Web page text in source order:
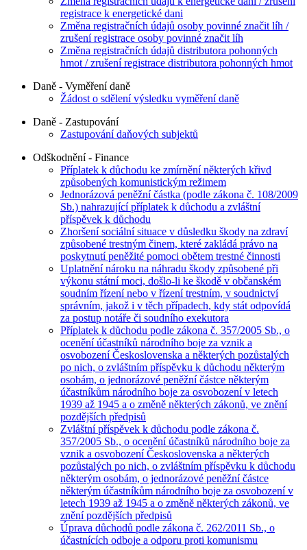
registrace k energetické dani
Změna registračních údajů osoby povinné značit líh /
zrušení registrace osoby povinné značit líh
Změna registračních údajů distributora pohonných
hmot / zrušení registrace distributora pohonných hmot
Daně - Vyměření daně
Žádost o sdělení výsledku vyměření daně
Daně - Zastupování
Zastupování daňových subjektů
Odškodnění - Finance
Příplatek k důchodu ke zmírnění některých křivd
způsobených komunistickým režimem
Jednorázová peněžní částka (podle zákona č. 108/2009
Sb.) nahrazující příplatek k důchodu a zvláštní
příspěvek k důchodu
Zhoršení sociální situace v důsledku škody na zdraví
způsobené trestným činem, které zakládá právo na
poskytnutí peněžité pomoci obětem trestné činnosti
Uplatnění nároku na náhradu škody způsobené při
výkonu státní moci, došlo-li ke škodě v občanském
soudním řízení nebo v řízení trestním, v soudnictví
správním, jakož i v těch případech, kdy stát odpovídá
za postup notáře či soudního exekutora
Příplatek k důchodu podle zákona č. 357/2005 Sb., o
ocenění účastníků národního boje za vznik a
osvobození Československa a některých pozůstalých
po nich, o zvláštním příspěvku k důchodu některým
osobám, o jednorázové peněžní částce některým
účastníkům národního boje za osvobození v letech
1939 až 1945 a o změně některých zákonů, ve znění
pozdějších předpisů
Zvláštní příspěvek k důchodu podle zákona č.
357/2005 Sb., o ocenění účastníků národního boje za
vznik a osvobození Československa a některých
pozůstalých po nich, o zvláštním příspěvku k důchodu
některým osobám, o jednorázové peněžní částce
některým účastníkům národního boje za osvobození v
letech 1939 až 1945 a o změně některých zákonů, ve
znění pozdějších předpisů
Úprava důchodů podle zákona č. 262/2011 Sb., o
účastnících odboje a odporu proti komunismu